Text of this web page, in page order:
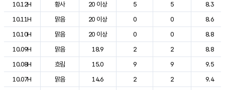
10.12H
황사 20 이상 5 5
8.3
10.11H
맑음 20 이상 0 0
8.6
10.10H
맑음 20 이상 0 0
8.8
10.09H
맑음 18.9 2 2
8.8
10.08H
흐림 15.0 9 9
9.5
10.07H
맑음 14.6 2 2
9.4